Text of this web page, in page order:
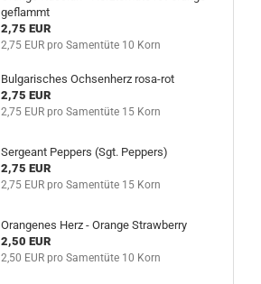
geflammt
2,75 EUR
2,75 EUR pro Samentüte 10 Korn
Bulgarisches Ochsenherz rosa-rot
2,75 EUR
2,75 EUR pro Samentüte 15 Korn
Sergeant Peppers (Sgt. Peppers)
2,75 EUR
2,75 EUR pro Samentüte 15 Korn
Orangenes Herz - Orange Strawberry
2,50 EUR
2,50 EUR pro Samentüte 10 Korn